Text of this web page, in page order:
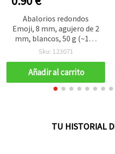
Abalorios redondos
Emoji, 8 mm, agujero de 2
mm, blancos, 50 g (~185
uds)
Sku: 123071
Añadir al carrito
TU HISTORIAL